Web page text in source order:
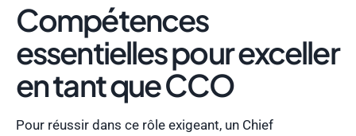
Compétences
essentielles pour exceller
en tant que CCO
Pour réussir dans ce rôle exigeant, un Chief